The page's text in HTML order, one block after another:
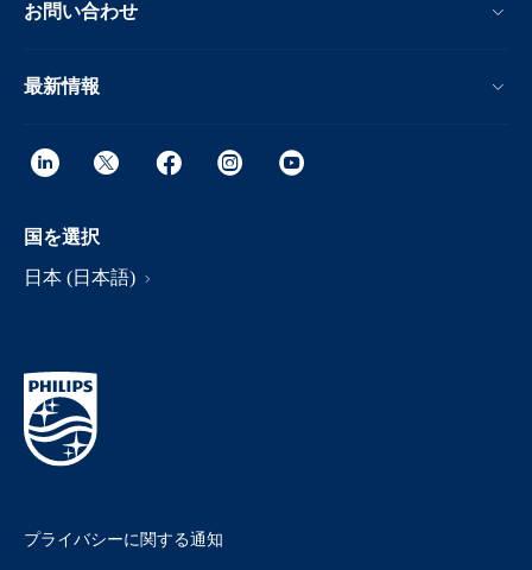
お問い合わせ
最新情報
国を選択
日本 (日本語)
プライバシーに関する通知